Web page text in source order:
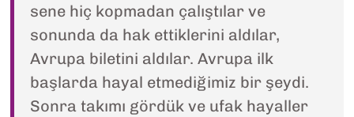
sene hiç kopmadan çalıştılar ve
sonunda da hak ettiklerini aldılar,
Avrupa biletini aldılar. Avrupa ilk
başlarda hayal etmediğimiz bir şeydi.
Sonra takımı gördük ve ufak hayaller